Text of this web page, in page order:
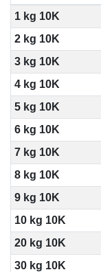
1 kg 10K
2 kg 10K
3 kg 10K
4 kg 10K
5 kg 10K
6 kg 10K
7 kg 10K
8 kg 10K
9 kg 10K
10 kg 10K
20 kg 10K
30 kg 10K